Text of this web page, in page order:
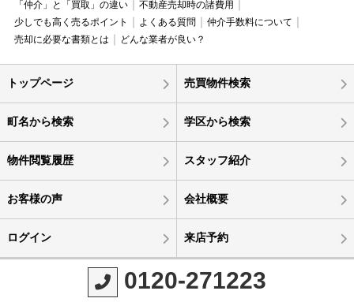
「仲介」と「買取」の違い
不動産売却時の諸費用
少しでも高く売るポイント
よくある質問
仲介手数料について
売却に必要な書類とは
どんな業者が良い？
トップページ 売買物件検索
町名から検索 学区から検索
物件閲覧履歴 スタッフ紹介
お客様の声 会社概要
ログイン 来店予約
0120-271223